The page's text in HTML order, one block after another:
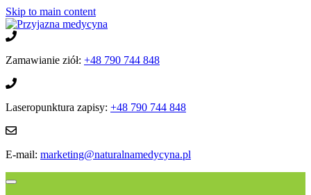
Skip to main content
Zamawianie ziół: +48 790 744 848
Laseropunktura zapisy: +48 790 744 848
E-mail: marketing@naturalnamedycyna.pl